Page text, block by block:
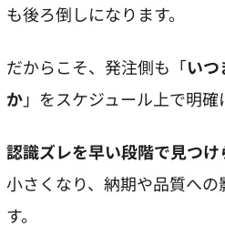
も後ろ倒しになります。
だからこそ、発注側も「い
か」をスケジュール上で明確
認識ズレを早い段階で見つけ
小さくなり、納期や品質へ
す。